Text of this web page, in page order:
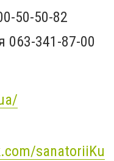
50-50-82
063-341-87-00
sanatoriiKu